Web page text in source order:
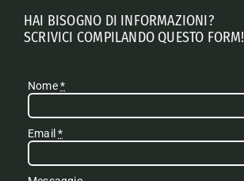
HAI BISOGNO DI INFORMAZIONI?
SCRIVICI COMPILANDO QUESTO FORM!
Nome*
Email*